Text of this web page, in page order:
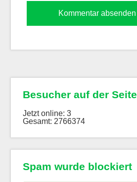
Besucher auf der Seite
Jetzt online: 3
Gesamt: 2766374
Spam wurde blockiert